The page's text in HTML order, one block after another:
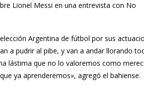
Lionel Messi en una entrevista con No
Argentina de fútbol por sus
a pudrir al pibe, y van a andar llorando
lástima que no lo valoremos como
ya aprenderemos», agregó el bahiense.